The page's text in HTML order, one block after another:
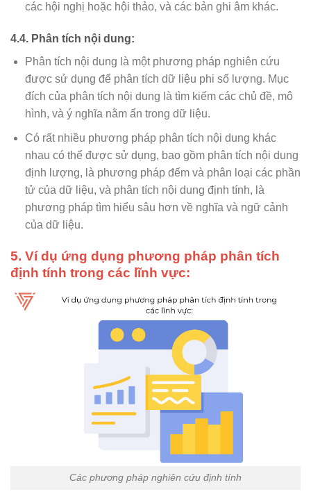
các hội nghị hoặc hội thảo, và các bản ghi âm khác.
4.4. Phân tích nội dung:
Phân tích nội dung là một phương pháp nghiên cứu
được sử dụng để phân tích dữ liệu phi số lượng. Mục
đích của phân tích nội dung là tìm kiếm các chủ đề, mô
hình, và ý nghĩa nằm ẩn trong dữ liệu.
Có rất nhiều phương pháp phân tích nội dung khác
nhau có thể được sử dụng, bao gồm phân tích nội dung
định lượng, là phương pháp đếm và phân loại các phần
tử của dữ liệu, và phân tích nội dung định tính, là
phương pháp tìm hiểu sâu hơn về nghĩa và ngữ cảnh
của dữ liệu.
5. Ví dụ ứng dụng phương pháp phân tích
định tính trong các lĩnh vực:
Các phương pháp nghiên cứu định tính